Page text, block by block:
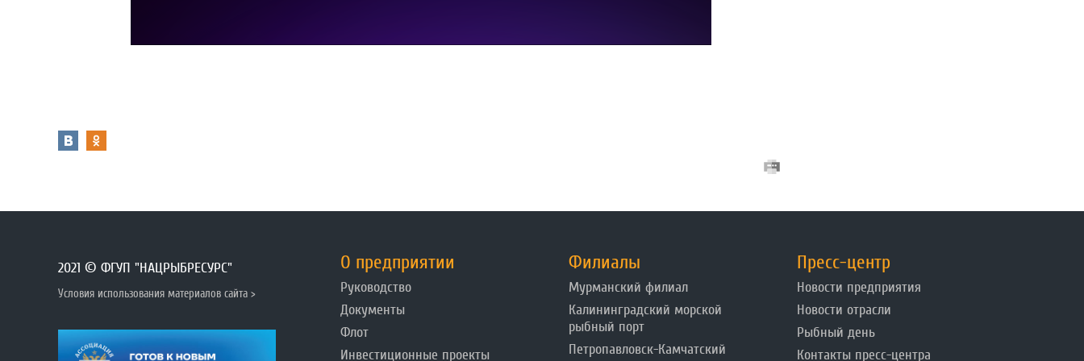
2021 © ФГУП "НАЦРЫБРЕСУРС"
Условия использования материалов сайта >
О предприятии
Руководство
Документы
Флот
Инвестиционные проекты
Филиалы
Мурманский филиал
Калининградский морской
рыбный порт
Петропавловск-Камчатский
Пресс-центр
Новости предприятия
Новости отрасли
Рыбный день
Контакты пресс-центра